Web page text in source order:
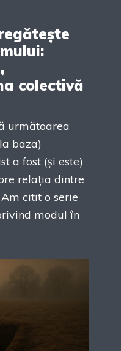
colectivă
următoarea
baza)
a fost (și este)
relația dintre
citit o serie
modul în